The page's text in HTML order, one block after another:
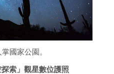
國家公園。
索」觀星數位護照